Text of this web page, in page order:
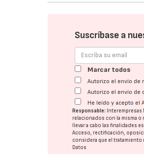
Suscríbase a
Marcar todos
Autorizo el envío de
Autorizo el envío de
He leído y acepto el
Responsable: Interempresas
relacionados con la misma
llevar a cabo las finalidades
Acceso, rectificación,
considera que el tratamiento
Datos